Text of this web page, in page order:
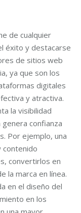
de cualquier
éxito y destacarse
de sitios web
ya que son los
digitales
y atractiva.
la visibilidad
confianza
Por ejemplo, una
contenido
convertirlos en
la marca en línea.
en el diseño del
en los